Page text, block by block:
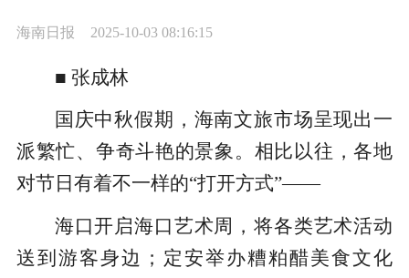
海南日报 2025-10-03 08:16:15
■ 张成林
国庆中秋假期，海南文旅市场呈现出一
派繁忙、争奇斗艳的景象。相比以往，各地
对节日有着不一样的“打开方式”——
海口开启海口艺术周，将各类艺术活动
送到游客身边；定安举办糟粕醋美食文化